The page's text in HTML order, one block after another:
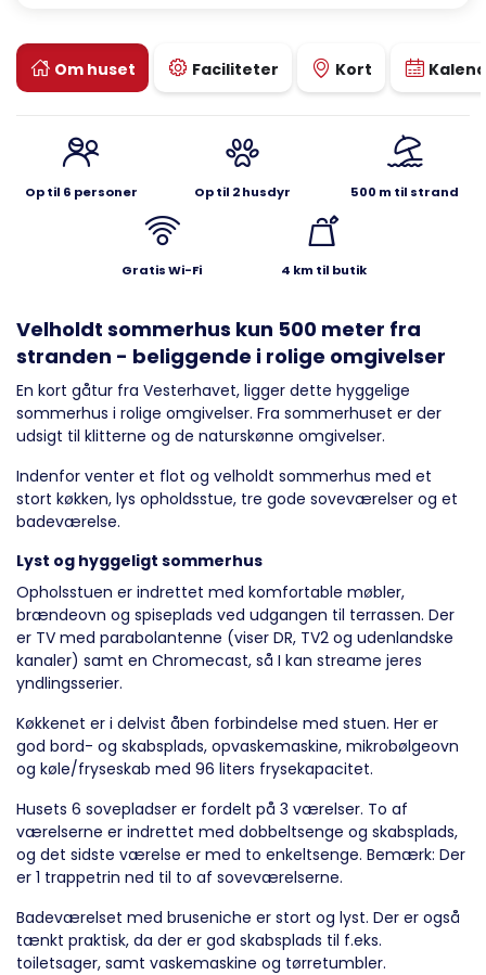
Om huset Faciliteter Kort
Op til 6 personer Op til 2 husdyr 500 m til strand
Gratis Wi-Fi 4 km til butik
Velholdt sommerhus kun 500 meter fra
stranden - beliggende i rolige omgivelser
En kort gåtur fra Vesterhavet, ligger dette hyggelige
sommerhus i rolige omgivelser. Fra sommerhuset er der
udsigt til klitterne og de naturskønne omgivelser.
Indenfor venter et flot og velholdt sommerhus med et
stort køkken, lys opholdsstue, tre gode soveværelser og et
badeværelse.
Lyst og hyggeligt sommerhus
Opholsstuen er indrettet med komfortable møbler,
brændeovn og spiseplads ved udgangen til terrassen. Der
er TV med parabolantenne (viser DR, TV2 og udenlandske
kanaler) samt en Chromecast, så I kan streame jeres
yndlingsserier.
Køkkenet er i delvist åben forbindelse med stuen. Her er
god bord- og skabsplads, opvaskemaskine, mikrobølgeovn
og køle/fryseskab med 96 liters frysekapacitet.
Husets 6 sovepladser er fordelt på 3 værelser. To af
værelserne er indrettet med dobbeltsenge og skabsplads,
og det sidste værelse er med to enkeltsenge. Bemærk: Der
er 1 trappetrin ned til to af soveværelserne.
Badeværelset med bruseniche er stort og lyst. Der er også
tænkt praktisk, da der er god skabsplads til f.eks.
toiletsager, samt vaskemaskine og tørretumbler.